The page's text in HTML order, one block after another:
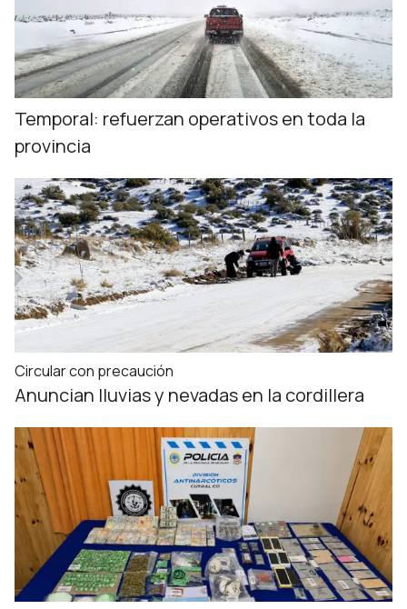
Temporal: refuerzan operativos en toda la
provincia
Circular con precaución
Anuncian lluvias y nevadas en la cordillera